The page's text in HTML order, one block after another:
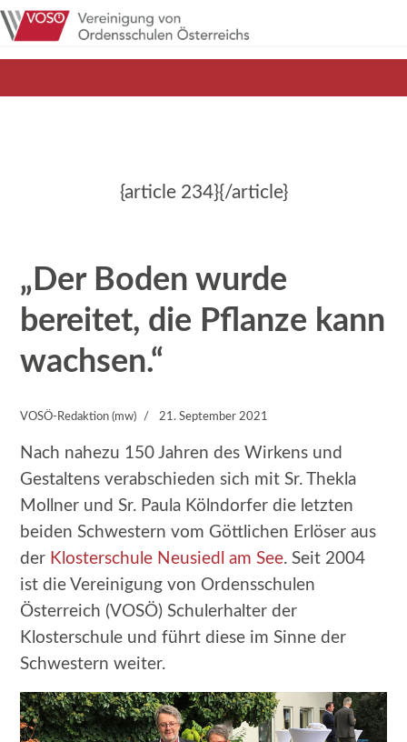
{article 234}{/article}
„Der Boden wurde
bereitet, die Pflanze kann
wachsen.“
VOSÖ-Redaktion (mw) 21. September 2021
Nach nahezu 150 Jahren des Wirkens und
Gestaltens verabschieden sich mit Sr. Thekla
Mollner und Sr. Paula Kölndorfer die letzten
beiden Schwestern vom Göttlichen Erlöser aus
der Klosterschule Neusiedl am See. Seit 2004
ist die Vereinigung von Ordensschulen
Österreich (VOSÖ) Schulerhalter der
Klosterschule und führt diese im Sinne der
Schwestern weiter.